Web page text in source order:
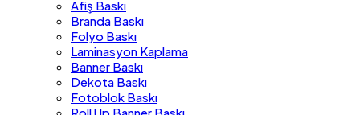
Afiş Baskı
Branda Baskı
Folyo Baskı
Laminasyon Kaplama
Banner Baskı
Dekota Baskı
Fotoblok Baskı